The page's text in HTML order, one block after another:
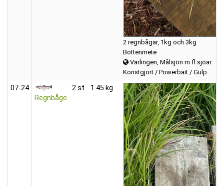
2 regnbågar, 1kg och 3kg
Bottenmete
Värlingen, Målsjön m fl sjöar
Konstgjort / Powerbait / Gulp
07‑24
Regnbåge
2 st 1.45 kg